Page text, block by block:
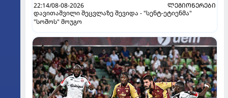
22:14/08-08-2026
ᲚᲔᲒᲘᲝᲜᲔᲠᲔᲑᲘ
დავითაშვილი შეცვლაზე შევიდა - "სენტ-ეტიენმა"
"სოშოს" მოუგო